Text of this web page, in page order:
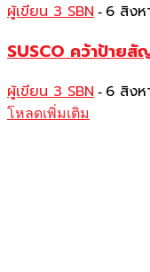
ผู้เขียน 3 SBN - 6 สิง
SUSCO คว้าป้าย
ผู้เขียน 3 SBN - 6 สิง
โหลดเพิ่มเติม